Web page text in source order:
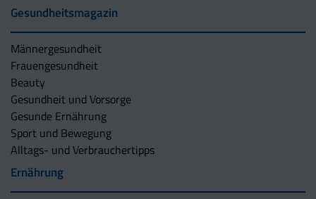
Gesundheitsmagazin
Männergesundheit
Frauengesundheit
Beauty
Gesundheit und Vorsorge
Gesunde Ernährung
Sport und Bewegung
Alltags- und Verbrauchertipps
Ernährung